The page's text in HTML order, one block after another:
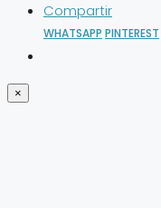
Compartir
WHATSAPP PINTEREST
×